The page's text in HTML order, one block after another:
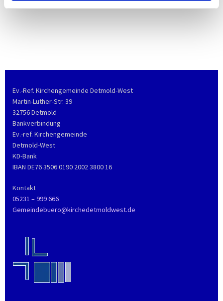
Ev.-Ref. Kirchengemeinde Detmold-West
Martin-Luther-Str. 39
32756 Detmold
Bankverbindung
Ev.-ref. Kirchengemeinde
Detmold-West
KD-Bank
IBAN DE76 3506 0190 2002 3800 16
Kontakt
05231 – 999 666
Gemeindebuero@kirchedetmoldwest.de